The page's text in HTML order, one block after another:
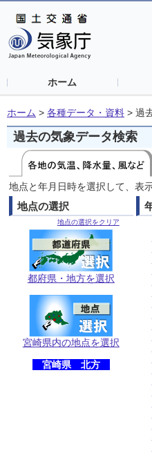
ホーム
ホーム > 各種データ・資料 > 過
過去の気象データ検索
地点と年月日時を選択して、表
地点の選択
地点の選択をクリア
都府県・地方を選択
宮崎県内の地点を選択
宮崎県 北方